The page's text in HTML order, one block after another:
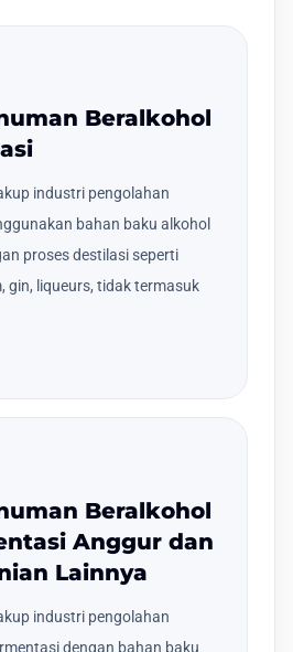
Beralkohol
industri pengolahan
bahan baku alkohol
proses destilasi seperti
gin, liqueurs, tidak termasuk
Beralkohol
Anggur dan
Lainnya
industri pengolahan
dengan bahan baku